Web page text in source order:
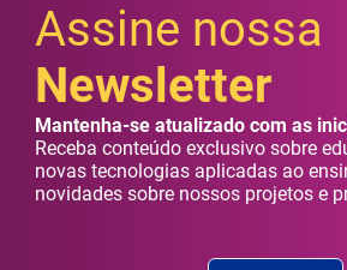
Assine nossa
Newsletter
Mantenha-se atualizado com as
Receba conteúdo exclusivo sobre
novas tecnologias aplicadas ao
novidades sobre nossos projetos e